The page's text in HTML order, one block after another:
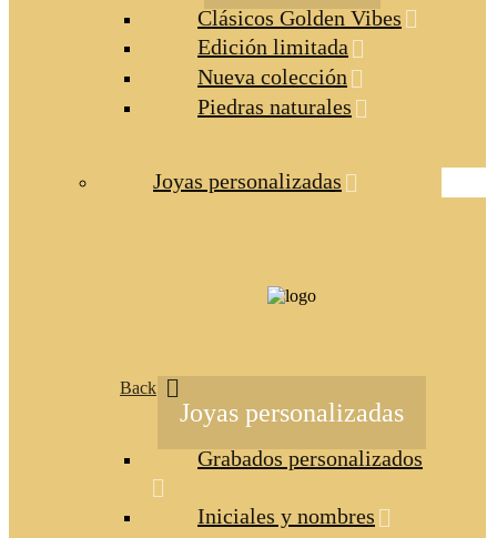
Clásicos Golden Vibes
Edición limitada
Nueva colección
Piedras naturales
Joyas personalizadas
Back
Joyas personalizadas
Grabados personalizados
Iniciales y nombres